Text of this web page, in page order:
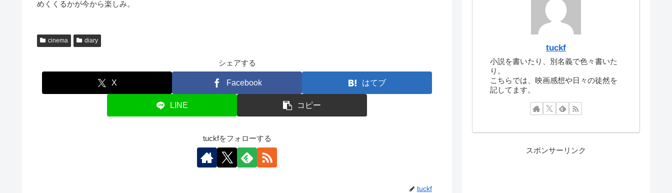
めくくるかが今から楽しみ。
cinema diary
シェアする
X Facebook はてブ
LINE コピー
tuckfをフォローする
tuckf
tuckf
小説を書いたり、別名義で色々書いた
り。
こちらでは、映画感想や日々の徒然を
記してます。
スポンサーリンク